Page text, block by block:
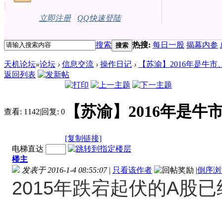
立即注册- QQ快速登陆
搜索 搜索 热搜: 每日一股 揭幕内参
天机论坛»论坛 › 信息交流 › 操作日记 ›
【苏渝】2016年是牛
返回列表
查看: 1142|回复: 0 【苏渝】2016年是牛
[复制链接]
电梯直达
楼主
发表于 2016-1-4 08:55:07 | 只看该作者 |倒序
2015年跌宕起伏的A股